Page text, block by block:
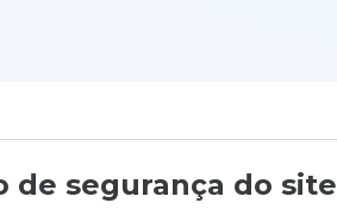
de segurança do site